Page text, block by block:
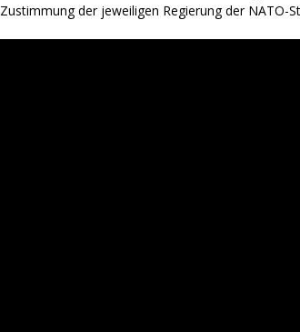
der jeweiligen Regierung der NATO-